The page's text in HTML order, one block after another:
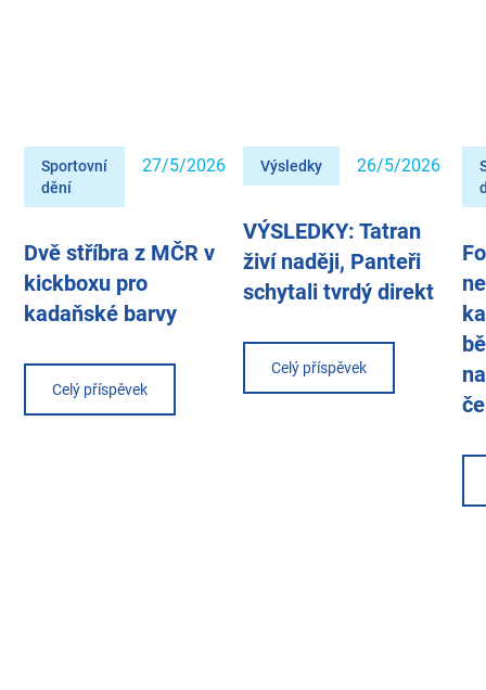
Sportovní
dění
27/5/2026
Dvě stříbra z MČR v
kickboxu pro
kadaňské barvy
Celý příspěvek
Výsledky 26/5/2026
VÝSLEDKY: Tatran
živí naději, Panteři
schytali tvrdý direkt
Celý příspěvek